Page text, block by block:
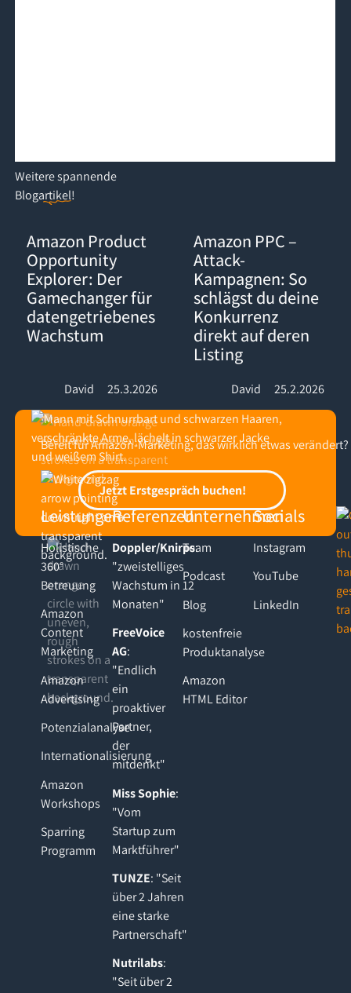
Weiterespannende
Blogartikel!
Amazon Product
Opportunity
Explorer: Der
Gamechanger für
datengetriebenes
Wachstum
David 25.3.2026
Amazon PPC –
Attack-
Kampagnen: So
schlägst du deine
Konkurrenz
direkt auf deren
Listing
David 25.2.2026
Bereit für Amazon-Marketing, das wirklich etwas verändert?
Jetzt Erstgespräch buchen!
Jetzt Erstgespräch buchen!
Leistungen
Holistische
360°
Betreuung
Amazon
Content
Marketing
Amazon
Advertising
Potenzialanalyse
Internationalisierung
Amazon
Workshops
Sparring
Programm
Referenzen
Doppler/Knirps:
"zweistelliges
Wachstum in 12
Monaten"
FreeVoice
AG:
"Endlich
ein
proaktiver
Partner,
der
mitdenkt"
Miss Sophie:
"Vom
Startup zum
Marktführer"
TUNZE: "Seit
über 2 Jahren
eine starke
Partnerschaft"
Nutrilabs:
"Seit über 2
Unternehmen
Team
Podcast
Blog
kostenfreie
Produktanalyse
Amazon
HTML Editor
Socials
Instagram
YouTube
LinkedIn